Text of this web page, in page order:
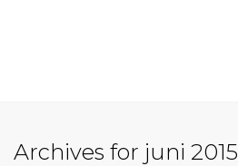
Archives for juni 2015